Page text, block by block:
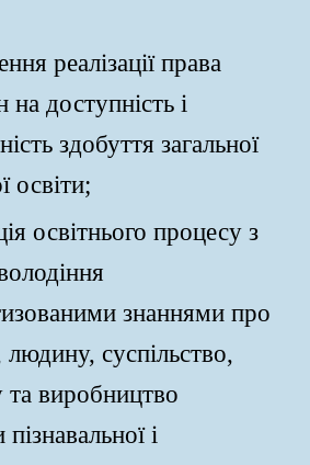
реалізації права
на доступність і
здобуття загальної
освіти;
освітнього процесу з
знаннями про
суспільство,
та виробництво
і